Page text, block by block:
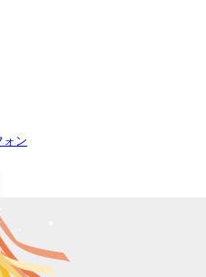
ォン